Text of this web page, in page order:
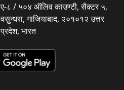
ए-८ / ५०४ ऑलिव काउण्टी, सैक्टर ५,
वसुन्धरा, गाजियाबाद, २०१०१२ उत्तर
प्रदेश, भारत